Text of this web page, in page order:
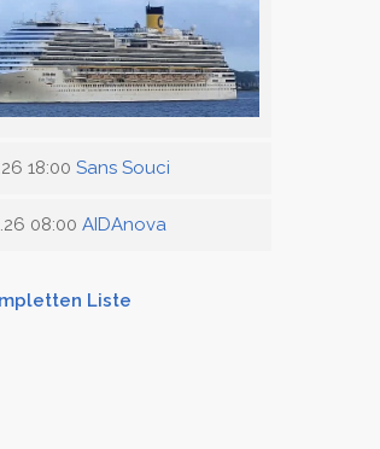
18:00Sans Souci
08:00AIDAnova
Liste